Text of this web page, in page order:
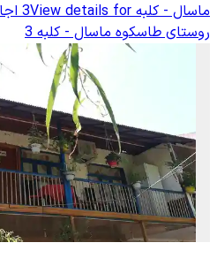
ماسال - کلبه 3View details for
روستای طاسکوه ماسال - کلبه 3